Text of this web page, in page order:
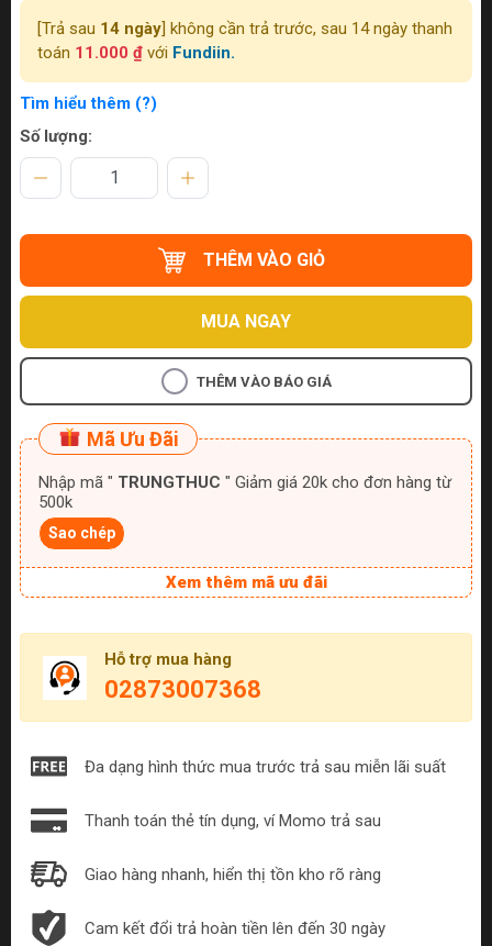
[Trả sau 14 ngày ] không cần trả trước, sau 14 ngày thanh
toán 11.000 ₫ với Fundiin.
Tìm hiểu thêm (?)
Số lượng:
THÊM VÀO GIỎ
MUA NGAY
THÊM VÀO BÁO GIÁ
Mã Ưu Đãi
Nhập mã " TRUNGTHUC " Giảm giá 20k cho đơn hàng từ
500k
Sao chép
Xem thêm mã ưu đãi
Hỗ trợ mua hàng
02873007368
Đa dạng hình thức mua trước trả sau miễn lãi suất
Thanh toán thẻ tín dụng, ví Momo trả sau
Giao hàng nhanh, hiển thị tồn kho rõ ràng
Cam kết đổi trả hoàn tiền lên đến 30 ngày